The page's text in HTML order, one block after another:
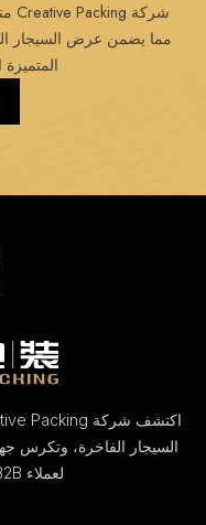
شركة Creative Packing متخصصة في التصميم والجودة الاستثنائية،
مما يضمن عرض السيجار
السيجار الفاخرة، وتكرس
لعملاء B2B في جميع أنحاء العالم.